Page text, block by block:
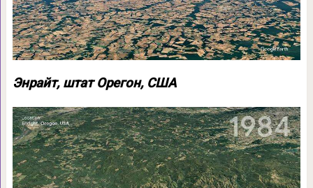
Энрайт, штат Орегон, США